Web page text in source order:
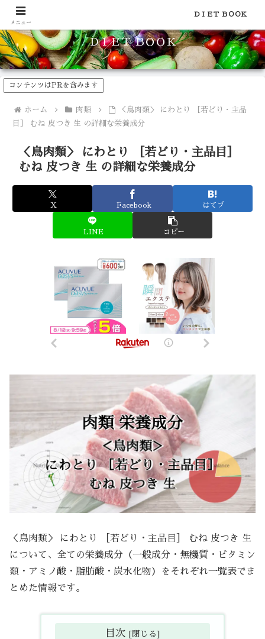
食品のカロリーや糖質などの栄養素がわかる！健康やダイエットに
ＤＩＥＴ ＢＯＯＫ
コンテンツはPRを含みます
ホーム 肉類
＜鳥肉類＞ にわとり ［若どり・主品
目］ むね 皮つき 生 の詳細な栄養成分
＜鳥肉類＞ にわとり ［若どり・主品目］
むね 皮つき 生 の詳細な栄養成分
X Facebook はてブ
LINE コピー
＜鳥肉類＞ にわとり ［若どり・主品目］ むね 皮つき 生
について、全ての栄養成分（一般成分・無機質・ビタミン
類・アミノ酸・脂肪酸・炭水化物）をそれぞれ一覧表でま
とめた情報です。
目次
メニュー
ＤＩＥＴ ＢＯＯＫ